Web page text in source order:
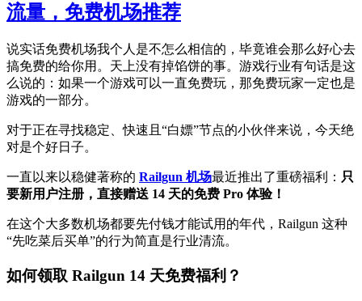
流量，免费机场推荐
说实话免费机场我个人是不怎么相信的，毕竟谁会那么好心去
搞免费的给你用。天上没有掉馅饼的事。游戏行业有句话是这
么说的：如果一个游戏可以一直免费玩，那免费玩家一定也是
游戏的一部分。
对于正在寻找稳定、快速且“白嫖”节点的小伙伴来说，今天绝
对是个好日子。
一直以来以稳健著称的 Railgun 机场最近推出了重磅福利： 只
要新用户注册，直接赠送 14 天的免费 Pro 体验！
在这个大多数机场都要先付钱才能试用的年代，Railgun 这种
“先吃菜后买单”的行为简直是行业清流。
如何领取 Railgun 14 天免费福利？